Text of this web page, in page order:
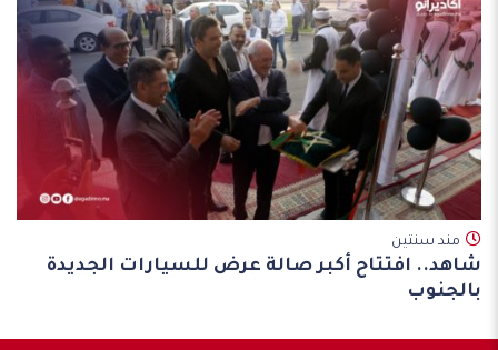
مند سنتين
شاهد.. افتتاح أكبر صالة عرض للسيارات الجديدة
بالجنوب